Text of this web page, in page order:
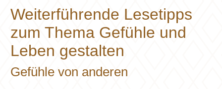
Weiterführende Lesetipps
zum Thema Gefühle und
Leben gestalten
Gefühle von anderen